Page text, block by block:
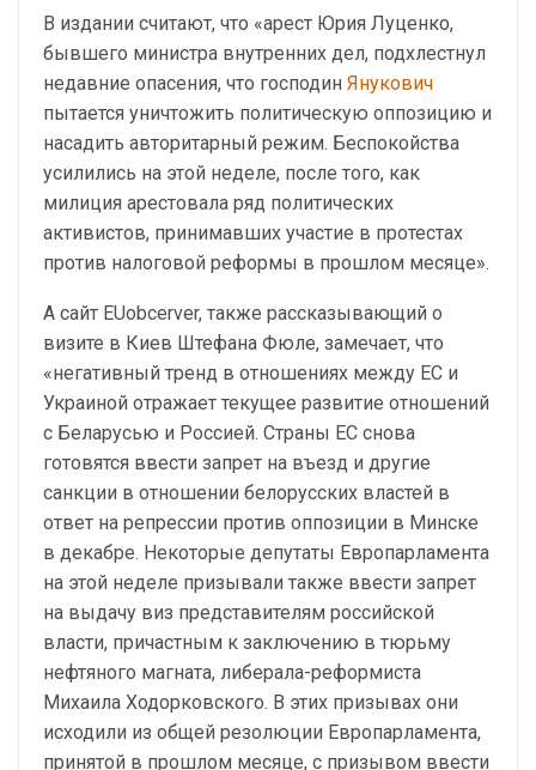
В издании считают, что «арест Юрия Луценко,
бывшего министра внутренних дел, подхлестнул
недавние опасения, что господин Янукович
пытается уничтожить политическую оппозицию и
насадить авторитарный режим. Беспокойства
усилились на этой неделе, после того, как
милиция арестовала ряд политических
активистов, принимавших участие в протестах
против налоговой реформы в прошлом месяце».
А сайт EUobcerver, также рассказывающий о
визите в Киев Штефана Фюле, замечает, что
«негативный тренд в отношениях между ЕС и
Украиной отражает текущее развитие отношений
с Беларусью и Россией. Страны ЕС снова
готовятся ввести запрет на въезд и другие
санкции в отношении белорусских властей в
ответ на репрессии против оппозиции в Минске
в декабре. Некоторые депутаты Европарламента
на этой неделе призывали также ввести запрет
на выдачу виз представителям российской
власти, причастным к заключению в тюрьму
нефтяного магната, либерала-реформиста
Михаила Ходорковского. В этих призывах они
исходили из общей резолюции Европарламента,
принятой в прошлом месяце, с призывом ввести